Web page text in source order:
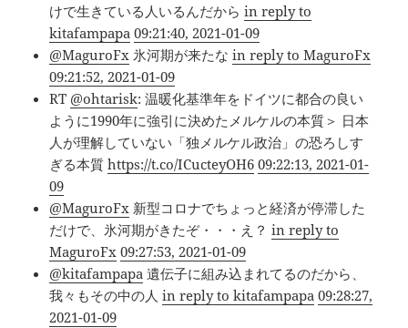
けで生きている人いるんだからin reply to
kitafampapa 09:21:40, 2021-01-09
@MaguroFx 氷河期が来たなin reply to MaguroFx
09:21:52, 2021-01-09
RT @ohtarisk: 温暖化基準年をドイツに都合の良い
ように1990年に強引に決めたメルケルの本質＞ 日本
人が理解していない「独メルケル政治」の恐ろしす
ぎる本質https://t.co/ICucteyOH6 09:22:13, 2021-01-
09
@MaguroFx 新型コロナでちょっと経済が停滞した
だけで、氷河期がきたぞ・・・え？in reply to
MaguroFx 09:27:53, 2021-01-09
@kitafampapa 遺伝子に組み込まれてるのだから、
我々もその中の人in reply to kitafampapa 09:28:27,
2021-01-09